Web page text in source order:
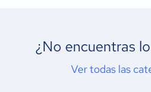
¿No encuentras
Ver todas las